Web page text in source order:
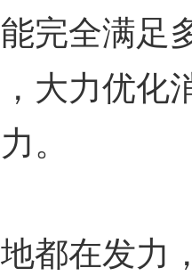
完全满足
大力优化
。
在发力